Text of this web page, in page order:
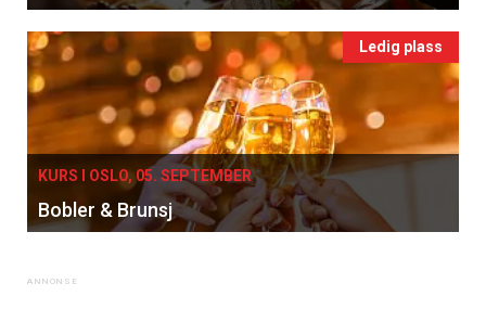
Ledig plass
KURS I OSLO, 05. SEPTEMBER
Bobler & Brunsj